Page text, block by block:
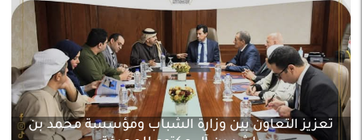
تعزيز التعاون بين وزارة الشباب ومؤسسة محمد بن